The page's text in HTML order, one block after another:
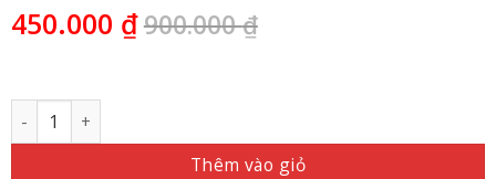
450.000 ₫900.000₫
Số lượng
Thêm vào giỏ